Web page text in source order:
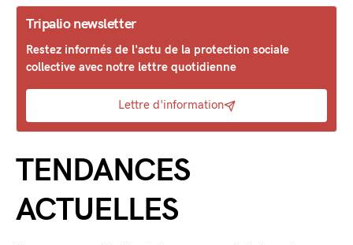
Tripalio newsletter
Restez informés de l'actu de la protection sociale
collective avec notre lettre quotidienne
Lettre d'information
TENDANCES
ACTUELLES